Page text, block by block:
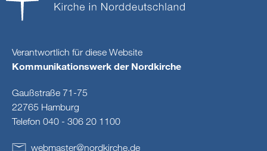
Verantwortlich für diese Website
Kommunikationswerk der Nordkirche
Gaußstraße 71-75
22765 Hamburg
Telefon 040 - 306 20 1100
webmaster@nordkirche.de